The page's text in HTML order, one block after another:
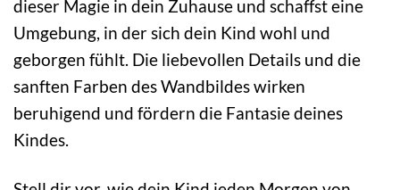
dieser Magie in dein Zuhause und schaffst eine
Umgebung, in der sich dein Kind wohl und
geborgen fühlt. Die liebevollen Details und die
sanften Farben des Wandbildes wirken
beruhigend und fördern die Fantasie deines
Kindes.